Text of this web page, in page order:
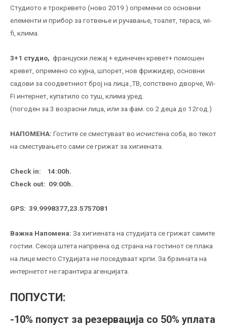
Студиото етрокревето (ново 2019 ) опремени со основни
елементи и прибор за готвење и ручавање, тоалет, тераса, wi-
fi, клима.
3+1 студио, француски лежај + единечен кревет+ помошен
кревет, опремено со кујна, шпорет, нов фрижидер, основни
садови за соодветниот број на лица ,ТВ, сопствено дворче, Wi-
Fi интернет, купатило со туш, клима уред.
(погоден за 3 возрасни лица, или за фам. со 2 деца до 12год.)
НАПОМЕНА: Гостите се сместуваат во исчистена соба, во текот
на сместувањето сами се грижат за хигиената.
Check in: 14:00h.
Check out: 09:00h.
GPS: 39.9998377,23.5757081
Важна Напомена: Захигиената на студијата се грижат самите
гостии. Секоја штета напрвена од страна на гостинот се плака
на лице место.Студијата не поседуваат крпи. За брзината на
интернетот не гарантира агенцијата.
ПОПУСТИ:
-10% попуст за резервација со 50% уплата